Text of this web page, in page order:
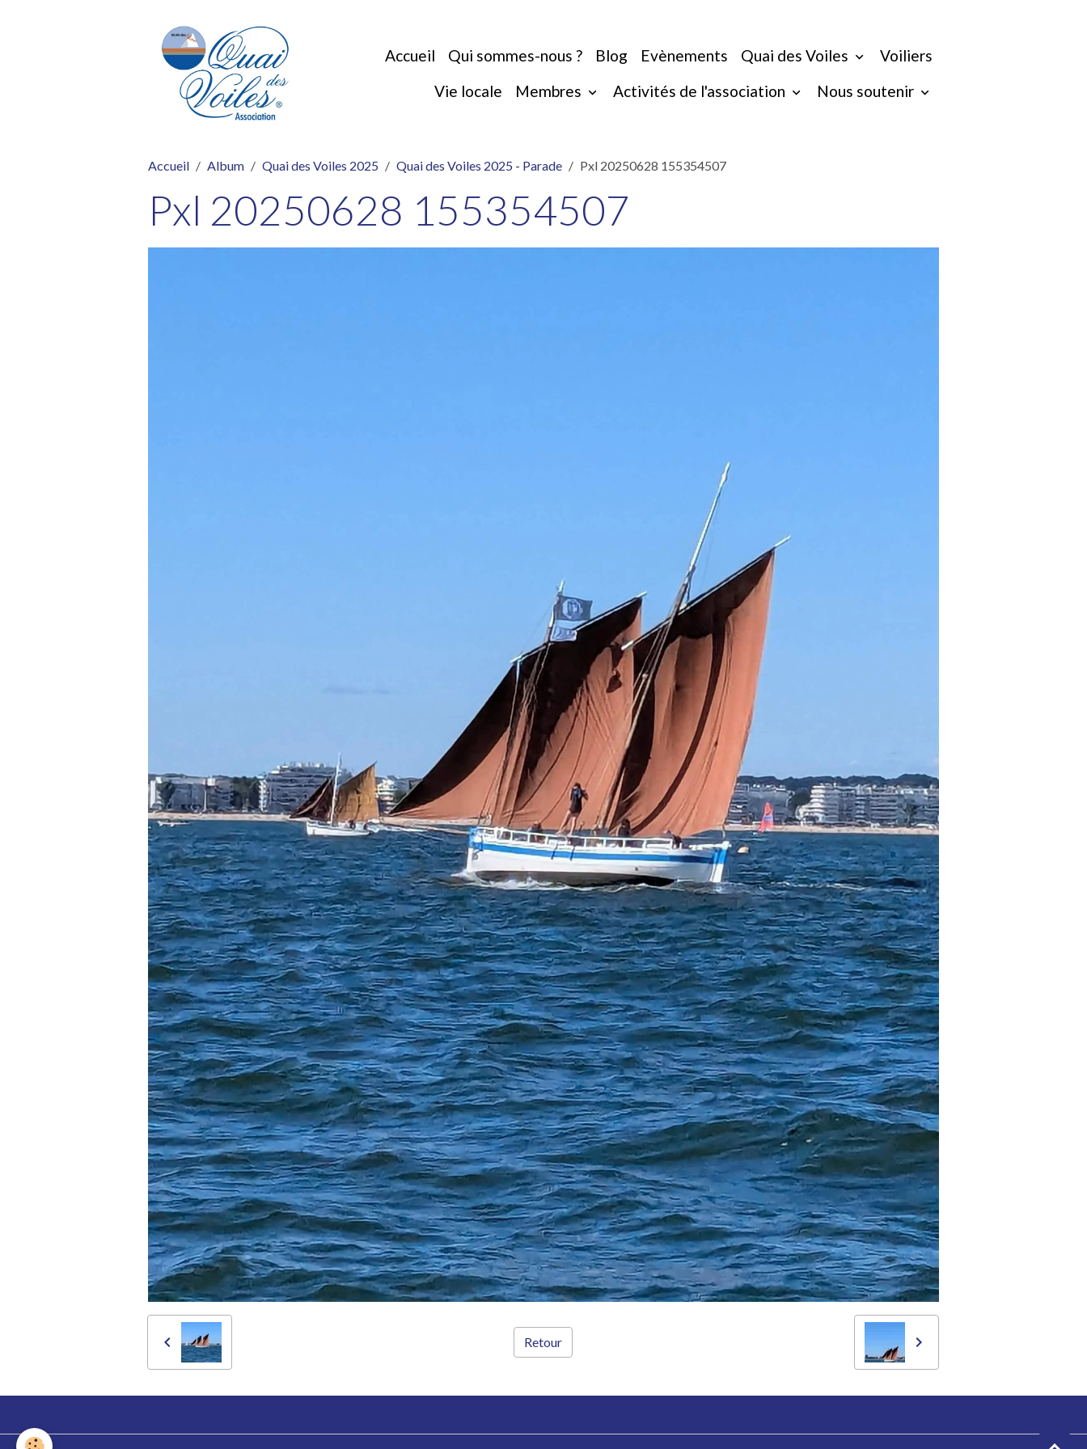
Accueil Qui sommes-nous ? Blog Evènements Quai des Voiles
Voiliers
Vie locale
Membres Activités de l'association Nous soutenir
Accueil Album Quai des Voiles 2025 Quai des Voiles 2025 - Parade Pxl 20250628 155354507
Pxl 20250628 155354507
Retour